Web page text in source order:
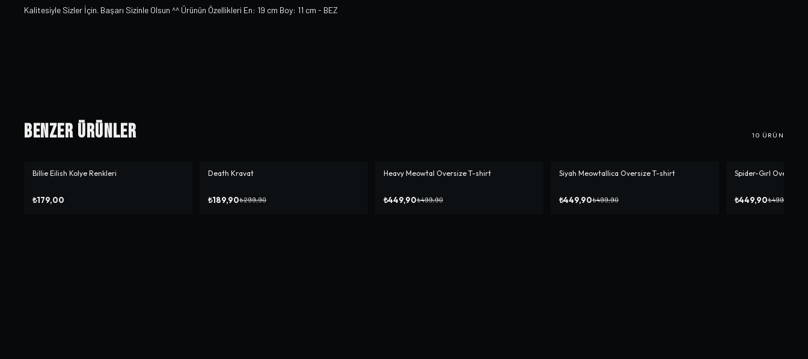
Kalitesiyle Sizler İçin. Başarı Sizinle Olsun ^^ Ürünün Özellikleri En: 19 cm Boy: 11 cm - BEZ
Benzer Ürünler 10 ÜRÜN
Billie Eilish Kolye Renkleri
₺179,00
-%37
Death Kravat
₺189,90₺299,90
-%10
Heavy Meowtal Oversize T-shirt
₺449,90₺499,90
-%10
Siyah Meowtallica Oversize T-shirt
₺449,90₺499,90
-%10
Spider-Gırl Oversize
₺449,90₺499,90